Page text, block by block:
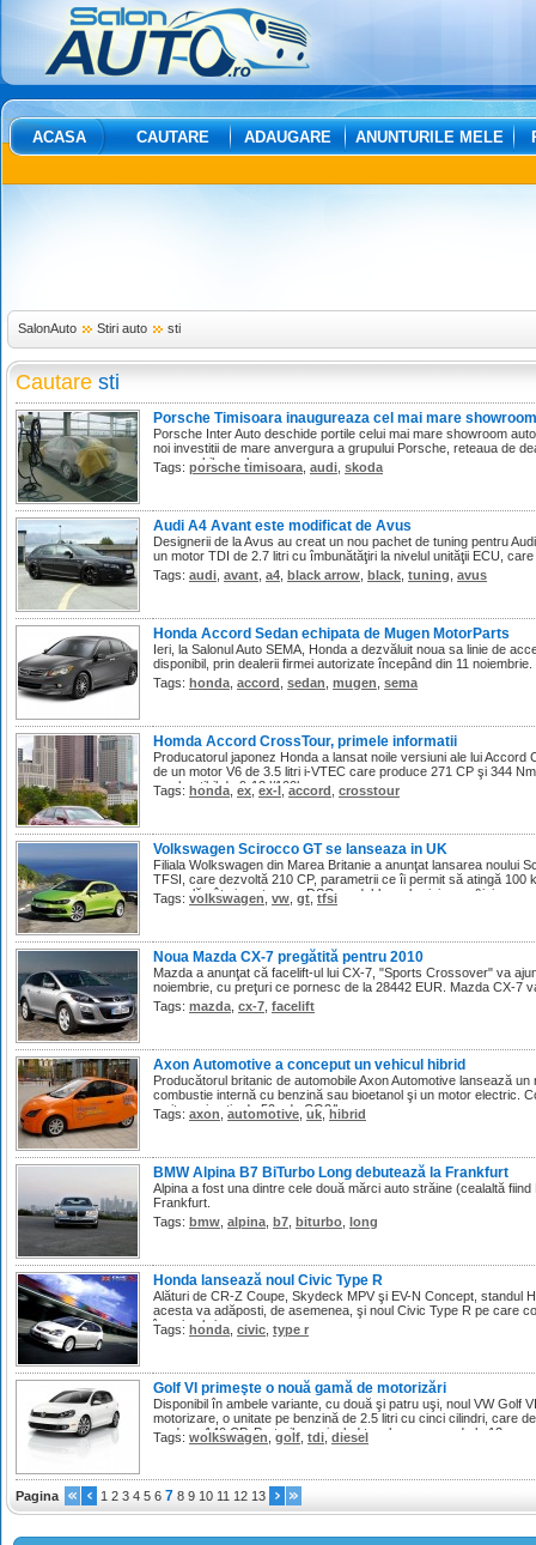
ACASA CAUTARE ADAUGARE ANUNTURILE MELE
SalonAuto Stiri auto sti
Cautare sti
Porsche Timisoara inaugureaza cel mai mare
Porsche Inter Auto deschide portile celui mai mare showroom
noi investitii de mare anvergura a grupului Porsche, reteaua de
remarcabil membru.
Tags: porsche timisoara audi skoda
Audi A4 Avant este modificat de Avus
Designerii de la Avus au creat un nou pachet de tuning pentru
un motor TDI de 2.7 litri cu îmbunătăţiri la nivelul unităţii ECU,
Tags: audi avant a4 black arrow black tuning avus
Honda Accord Sedan echipata de Mugen MotorParts
Ieri, la Salonul Auto SEMA, Honda a dezvăluit noua sa linie de
disponibil, prin dealerii firmei autorizate începând din 11 noiembrie.
Tags: honda accord sedan mugen sema
Homda Accord CrossTour, primele informatii
Producatorul japonez Honda a lansat noile versiuni ale lui Accord
de un motor V6 de 3.5 litri i-VTEC care produce 271 CP şi 344
combustibil de 9-13 l/100km.
Tags: honda ex ex-l accord crosstour
Volkswagen Scirocco GT se lanseaza in UK
Filiala Wolkswagen din Marea Britanie a anunţat lansarea noului
TFSI, care dezvoltă 210 CP, parametrii ce îi permit să atingă
manuală cât şi pentru cea DSG cu dublu ambreiaj care &ici...
Tags: volkswagen vw gt tfsi
Noua Mazda CX-7 pregătită pentru 2010
Mazda a anunţat că facelift-ul lui CX-7, "Sports Crossover" va
noiembrie, cu preţuri ce pornesc de la 28442 EUR. Mazda CX-7
Tags: mazda cx-7 facelift
Axon Automotive a conceput un vehicul hibrid
Producătorul britanic de automobile Axon Automotive lansează
combustie internă cu benzină sau bioetanol şi un motor electric.
emite mai puţin de 50g de CO2/km.
Tags: axon automotive uk hibrid
BMW Alpina B7 BiTurbo Long debutează la Frankfurt
Alpina a fost una dintre cele două mărci auto străine (cealaltă
Frankfurt.
Tags: bmw alpina b7 biturbo long
Honda lansează noul Civic Type R
Alături de CR-Z Coupe, Skydeck MPV şi EV-N Concept, standul
acesta va adăposti, de asemenea, şi noul Civic Type R pe care
în noiembrie.
Tags: honda civic type r
Golf VI primeşte o nouă gamă de motorizări
Disponibil în ambele variante, cu două şi patru uşi, noul VW Golf
motorizare, o unitate pe benzină de 2.5 litri cu cinci cilindri, care
produce 140 CP. Preţurile, ce includ taxele, pornesc de la 12.
Tags: wolkswagen golf tdi diesel
Pagina 1 2 3 4 5 6 7 8 9 10 11 12 13